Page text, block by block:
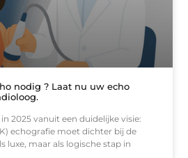
nodig ? Laat nu uw echo
2025 vanuit een duidelijke visie:
echografie moet dichter bij de
luxe, maar als logische stap in